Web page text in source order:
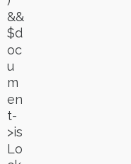
&&
$d
oc
u
m
en
t-
>is
Lo